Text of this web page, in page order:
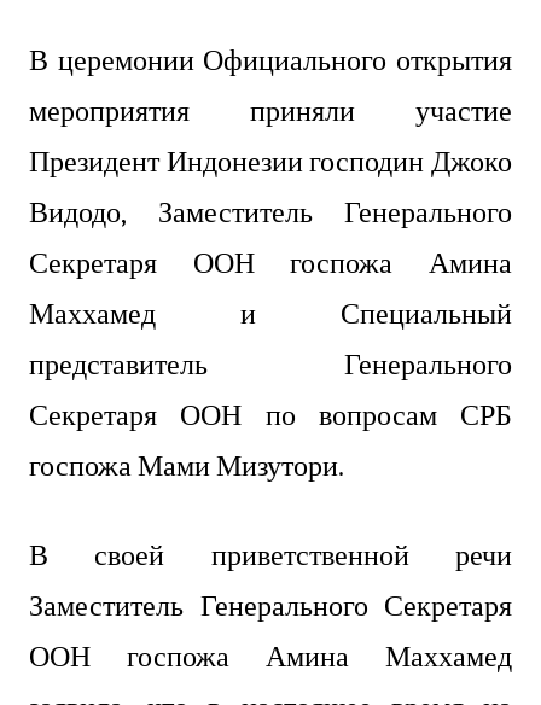
В церемонии Официального открытия
мероприятия приняли участие
Президент Индонезии господин Джоко
Видодо, Заместитель Генерального
Секретаря ООН госпожа Амина
Маххамед и Специальный
представитель Генерального
Секретаря ООН по вопросам СРБ
госпожа Мами Мизутори.
В своей приветственной речи
Заместитель Генерального Секретаря
ООН госпожа Амина Маххамед